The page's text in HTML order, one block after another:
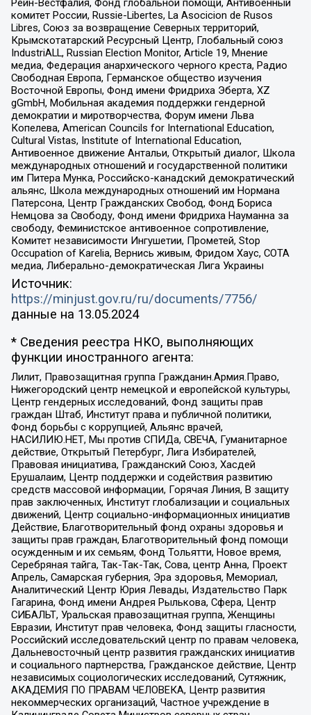
Рейн-Вестфалия, Фонд глобальной помощи, Антивоенный
комитет России, Russie-Libertes, La Asocicion de Rusos
Libres, Союз за возвращение Северных территорий,
Крымскотатарский Ресурсный Центр, Глобальный союз
IndustriALL, Russian Election Monitor, Article 19, Мнение
медиа, Федерация анархического черного креста, Радио
Свободная Европа, Германское общество изучения
Восточной Европы, Фонд имени Фридриха Эберта, XZ
gGmbH, Мобильная академия поддержки гендерной
демократии и миротворчества, Форум имени Льва
Копелева, American Councils for International Education,
Cultural Vistas, Institute of International Education,
Антивоенное движение Антальи, Открытый диалог, Школа
международных отношений и государственной политики
им Питера Мунка, Российско-канадский демократический
альянс, Школа международных отношений им Нормана
Патерсона, Центр Гражданских Свобод, Фонд Бориса
Немцова за Свободу, Фонд имени Фридриха Науманна за
свободу, Феминистское антивоенное сопротивление,
Комитет независимости Ингушетии, Прометей, Stop
Occupation of Karelia, Вернись живым, Фридом Хаус, СОТА
медиа, Либерально-демократическая Лига Украины
Источник:
https://minjust.gov.ru/ru/documents/7756/
данные на 13.05.2024
* Сведения реестра НКО, выполняющих
функции иностранного агента:
Лилит, Правозащитная группа Гражданин.Армия.Право,
Нижегородский центр немецкой и европейской культуры,
Центр гендерных исследований, Фонд защиты прав
граждан Штаб, Институт права и публичной политики,
Фонд борьбы с коррупцией, Альянс врачей,
НАСИЛИЮ.НЕТ, Мы против СПИДа, СВЕЧА, Гуманитарное
действие, Открытый Петербург, Лига Избирателей,
Правовая инициатива, Гражданский Союз, Хасдей
Ерушалаим, Центр поддержки и содействия развитию
средств массовой информации, Горячая Линия, В защиту
прав заключенных, Институт глобализации и социальных
движений, Центр социально-информационных инициатив
Действие, Благотворительный фонд охраны здоровья и
защиты прав граждан, Благотворительный фонд помощи
осужденным и их семьям, Фонд Тольятти, Новое время,
Серебряная тайга, Так-Так-Так, Сова, центр Анна, Проект
Апрель, Самарская губерния, Эра здоровья, Мемориал,
Аналитический Центр Юрия Левады, Издательство Парк
Гагарина, Фонд имени Андрея Рылькова, Сфера, Центр
СИБАЛЬТ, Уральская правозащитная группа, Женщины
Евразии, Институт прав человека, Фонд защиты гласности,
Российский исследовательский центр по правам человека,
Дальневосточный центр развития гражданских инициатив
и социального партнерства, Гражданское действие, Центр
независимых социологических исследований, Сутяжник,
АКАДЕМИЯ ПО ПРАВАМ ЧЕЛОВЕКА, Центр развития
некоммерческих организаций, Частное учреждение в